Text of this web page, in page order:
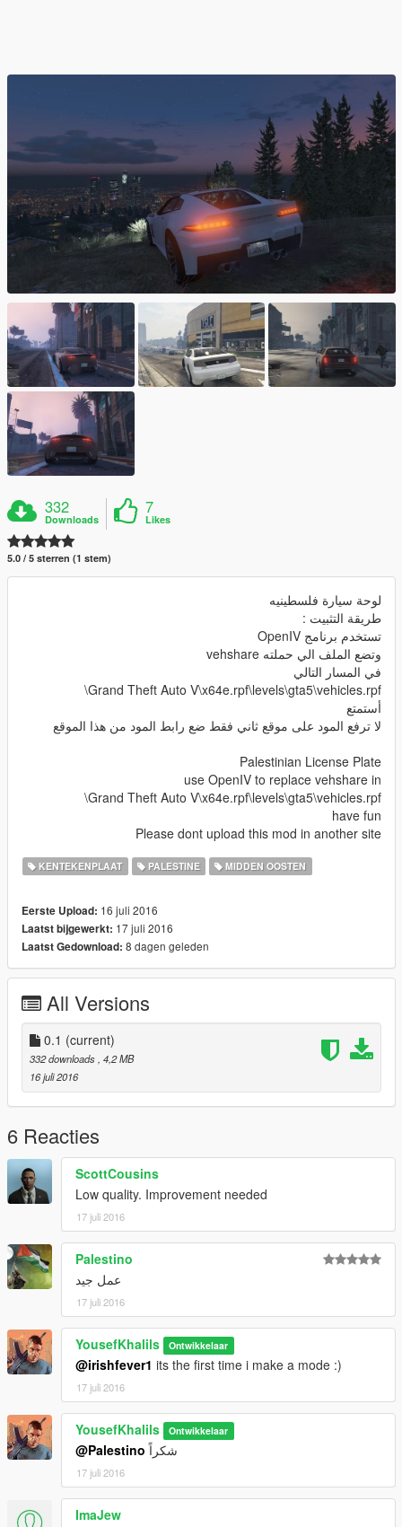
332
Downloads
7
Likes
5.0 / 5 sterren (1 stem)
لوحة سيارة فلسطينيه
طريقة التثبيت :
تستخدم برنامج OpenIV
وتضع الملف الي حملته vehshare
في المسار التالي
Grand Theft Auto V\x64e.rpf\levels\gta5\vehicles.rpf\
أستمتع
لا ترفع المود على موقع ثاني فقط ضع رابط المود من هذا الموقع
Palestinian License Plate
use OpenIV to replace vehshare in
Grand Theft Auto V\x64e.rpf\levels\gta5\vehicles.rpf\
have fun
Please dont upload this mod in another site
KENTEKENPLAAT PALESTINE MIDDEN OOSTEN
Eerste Upload: 16 juli 2016
Laatst bijgewerkt: 17 juli 2016
Laatst Gedownload: 8 dagen geleden
All Versions
0.1 (current)
332 downloads , 4,2 MB
16 juli 2016
6 Reacties
ScottCousins
Low quality. Improvement needed
17 juli 2016
Palestino
عمل جيد
17 juli 2016
YousefKhalils Ontwikkelaar
@irishfever1 its the first time i make a mode :)
17 juli 2016
YousefKhalils Ontwikkelaar
@Palestino شكراً
17 juli 2016
ImaJew